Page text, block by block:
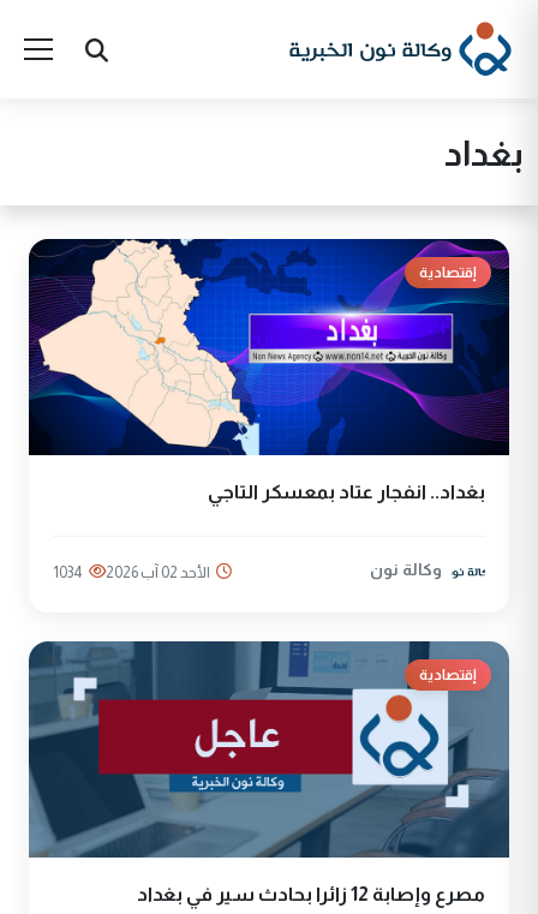
بغداد
إقتصادية
بغداد.. انفجار عتاد بمعسكر التاجي
وكالة نون الأحد 02 آب 2026 1034
إقتصادية
مصرع وإصابة 12 زائرا بحادث سير في بغداد